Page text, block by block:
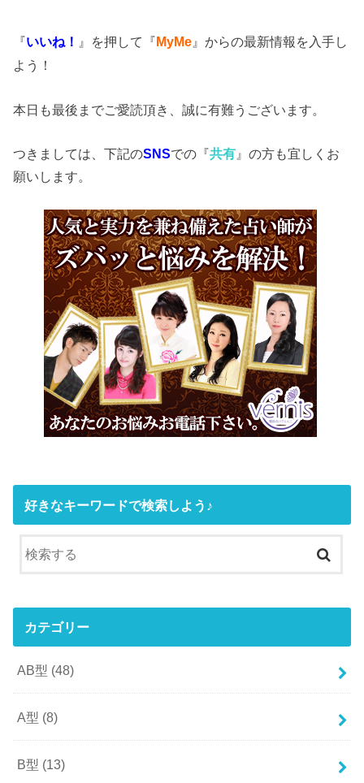
『いいね！ 』を押して『 MyMe 』からの最新情報を入手し
よう！
本日も最後までご愛読頂き、誠に有難うございます。
つきましては、下記のSNSでの『共有 』の方も宜しくお
願いします。
好きなキーワードで検索しよう♪
カテゴリー
AB型 (48)
A型 (8)
B型 (13)